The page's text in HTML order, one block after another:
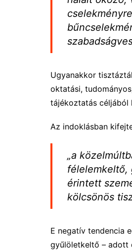
Ugyanakkor
oktatási,
tájékoztatás céljából
Az indoklásban
„a
félelemkeltő,
érintett
kölcsönös
E negatív tendencia
gyűlöletkeltő – adott